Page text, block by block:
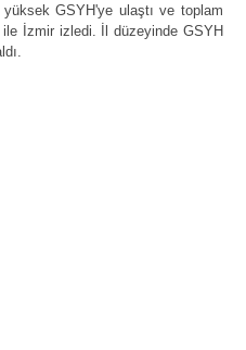
GSYH'ye ulaştı ve toplam
İzmir izledi. İl düzeyinde GSYH